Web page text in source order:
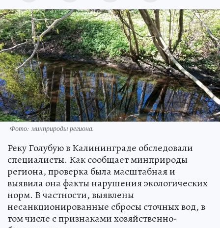
Фото: минприроды региона.
Реку Голубую в Калининграде обследовали
специалисты. Как сообщает минприроды
региона, проверка была масштабная и
выявила она факты нарушения экологических
норм. В частности, выявлены
несанкционированные сбросы сточных вод, в
том числе с признаками хозяйственно-